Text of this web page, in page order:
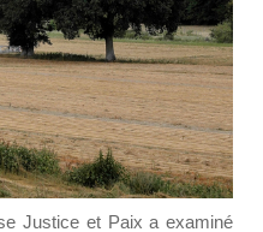
Justice et Paix a examiné